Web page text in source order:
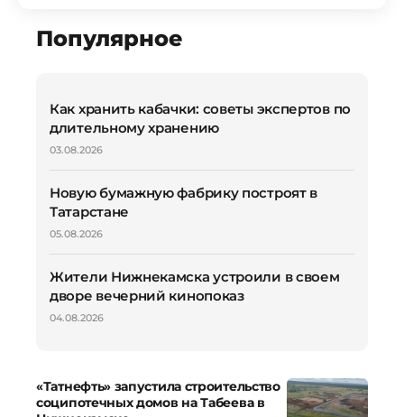
Популярное
Как хранить кабачки: советы экспертов по
длительному хранению
03.08.2026
Новую бумажную фабрику построят в
Татарстане
05.08.2026
Жители Нижнекамска устроили в своем
дворе вечерний кинопоказ
04.08.2026
«Татнефть» запустила строительство
соципотечных домов на Табеева в